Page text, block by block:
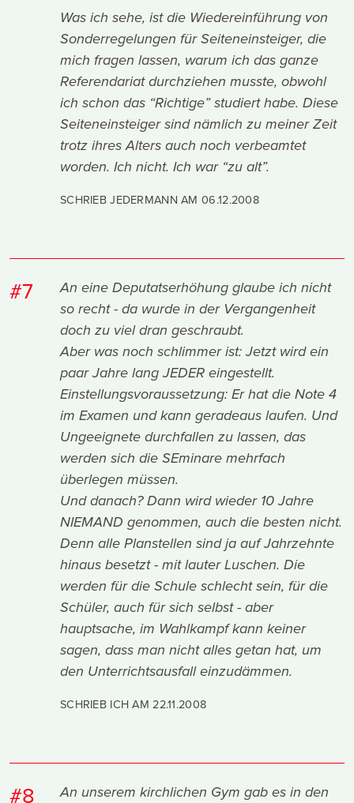
Was ich sehe, ist die Wiedereinführung von
Sonderregelungen für Seiteneinsteiger, die
mich fragen lassen, warum ich das ganze
Referendariat durchziehen musste, obwohl
ich schon das “Richtige” studiert habe. Diese
Seiteneinsteiger sind nämlich zu meiner Zeit
trotz ihres Alters auch noch verbeamtet
worden. Ich nicht. Ich war “zu alt”.
SCHRIEB JEDERMANN AM06.12.2008
#7
An eine Deputatserhöhung glaube ich nicht
so recht - da wurde in der Vergangenheit
doch zu viel dran geschraubt.
Aber was noch schlimmer ist: Jetzt wird ein
paar Jahre lang JEDER eingestellt.
Einstellungsvoraussetzung: Er hat die Note 4
im Examen und kann geradeaus laufen. Und
Ungeeignete durchfallen zu lassen, das
werden sich die SEminare mehrfach
überlegen müssen.
Und danach? Dann wird wieder 10 Jahre
NIEMAND genommen, auch die besten nicht.
Denn alle Planstellen sind ja auf Jahrzehnte
hinaus besetzt - mit lauter Luschen. Die
werden für die Schule schlecht sein, für die
Schüler, auch für sich selbst - aber
hauptsache, im Wahlkampf kann keiner
sagen, dass man nicht alles getan hat, um
den Unterrichtsausfall einzudämmen.
SCHRIEB ICH AM22.11.2008
#8 An unserem kirchlichen Gym gab es in den